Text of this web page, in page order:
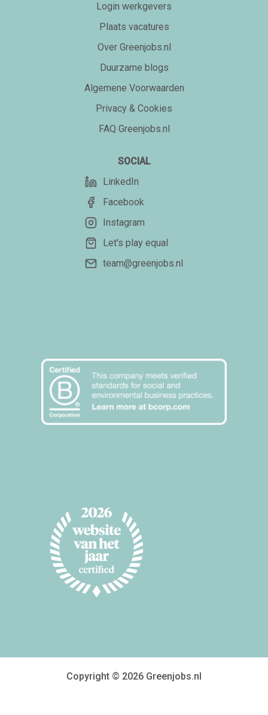
Login werkgevers
Plaats vacatures
Over Greenjobs.nl
Duurzame blogs
Algemene Voorwaarden
Privacy & Cookies
FAQ Greenjobs.nl
SOCIAL
LinkedIn
Facebook
Instagram
Let's play equal
team@greenjobs.nl
Copyright © 2026 Greenjobs.nl